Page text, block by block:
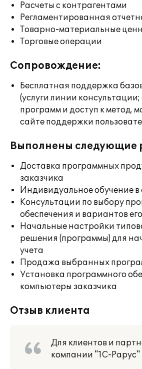
Расчеты с контрагентами
Регламентированная
Товарно-материальные
Торговые операции
Сопровождение:
Бесплатная поддержка
(услуги линии
программ и доступ к метод.
сайте поддержки
Выполнены следующие
Доставка программных
заказчика
Индивидуальное обучение в
Консультации по выбору
обеспечения и вариантов
Начальные настройки
решения (программы) для
учета
Продажа выбранных
Установка программного
компьютеры заказчика
Отзыв клиента
Для клиентов и
компании "1С-Рарус"